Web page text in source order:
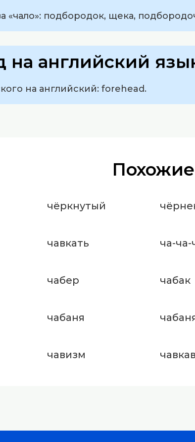
«чало»: подбородок, щека,
на английский
на английский: forehead.
Похожие
чёркнутый
чавкать ча-ча-
чабер чабак
чабаня
чавизм